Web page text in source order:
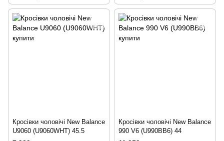
Кросівки чоловічі New Balance
U9060 (U9060WHT) 45.5
Кросівки чоловічі New Balance
990 V6 (U990BB6) 44